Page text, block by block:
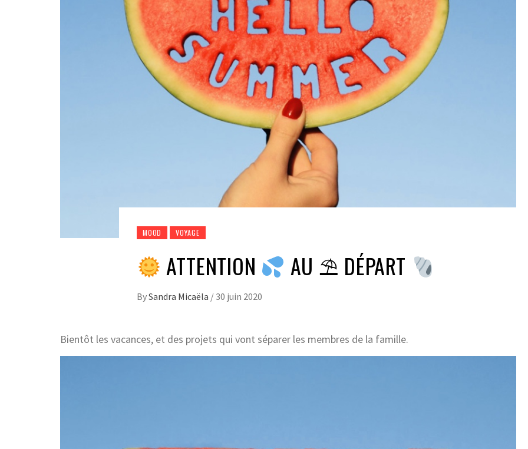
MOOD VOYAGE
ATTENTION AU ⛱ DÉPART
BySandra Micaëla / 30 juin 2020
Bientôt les vacances, et des projets qui vont séparer les membres de la famille.